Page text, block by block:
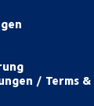
/ Terms